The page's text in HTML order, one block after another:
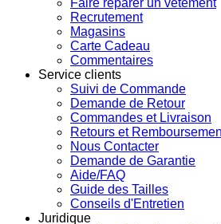
Faire réparer un vêtement
Recrutement
Magasins
Carte Cadeau
Commentaires
Service clients
Suivi de Commande
Demande de Retour
Commandes et Livraison
Retours et
Nous Contacter
Demande de Garantie
Aide/FAQ
Guide des Tailles
Conseils d'Entretien
Juridique